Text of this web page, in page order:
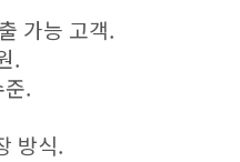
가능 고객.
.
.
방식.